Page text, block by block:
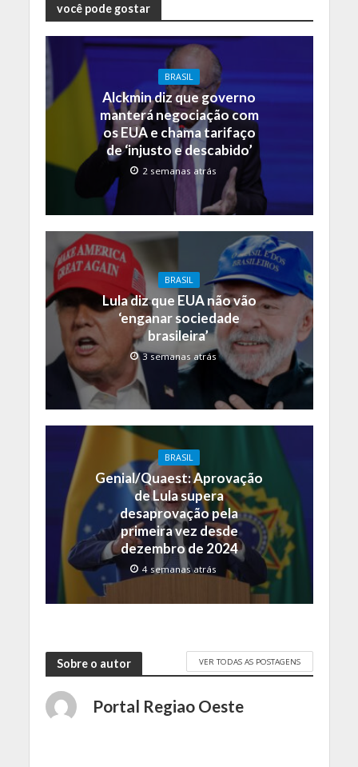
você pode gostar
BRASIL
Alckmin diz que governo
manterá negociação com
os EUA e chama tarifaço
de ‘injusto e descabido’
2 semanas atrás
BRASIL
Lula diz que EUA não vão
‘enganar sociedade
brasileira’
3 semanas atrás
BRASIL
Genial/Quaest: Aprovação
de Lula supera
desaprovação pela
primeira vez desde
dezembro de 2024
4 semanas atrás
Sobre o autor VER TODAS AS POSTAGENS
Portal Regiao Oeste